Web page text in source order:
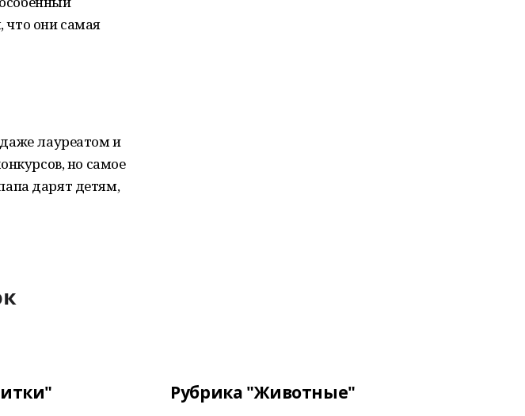
что они самая
лауреатом и
но самое
дарят детям,
Рубрика "Животные"